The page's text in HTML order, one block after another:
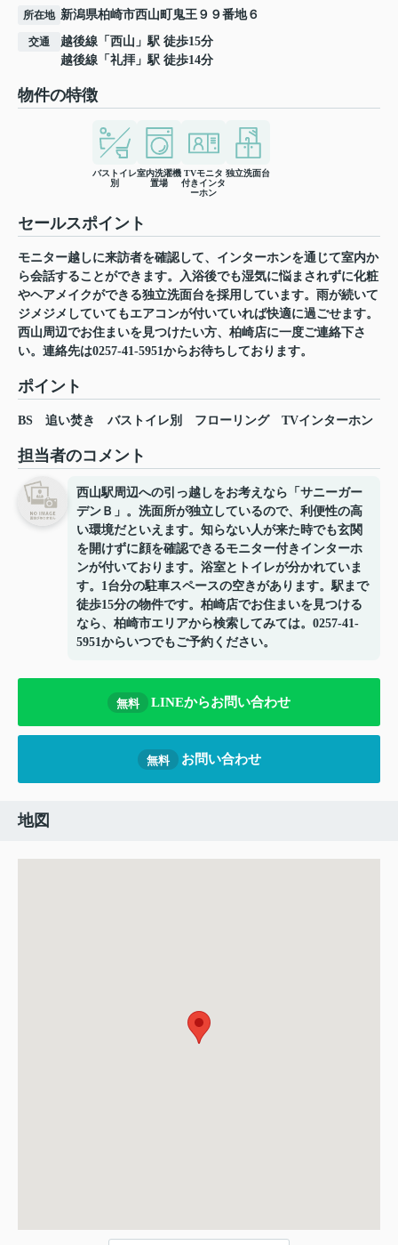
所在地 新潟県柏崎市西山町鬼王 ９９番地６
交通 越後線 「 西山 」駅 徒歩15分
越後線 「 礼拝 」駅 徒歩14分
物件の特徴
バストイレ
別
室内洗濯機
置場
TVモニタ
付きインタ
ーホン
独立洗面台
セールスポイント
モニター越しに来訪者を確認して、インターホンを通じて室内か
ら会話することができます。入浴後でも湿気に悩まされずに化粧
やヘアメイクができる独立洗面台を採用しています。雨が続いて
ジメジメしていてもエアコンが付いていれば快適に過ごせます。
西山周辺でお住まいを見つけたい方、柏崎店に一度ご連絡下さ
い。連絡先は0257-41-5951からお待ちしております。
ポイント
BS 追い焚き バストイレ別 フローリング TVインターホン
担当者のコメント
西山駅周辺への引っ越しをお考えなら「サニーガー
デンＢ」。洗面所が独立しているので、利便性の高
い環境だといえます。知らない人が来た時でも玄関
を開けずに顔を確認できるモニター付きインターホ
ンが付いております。浴室とトイレが分かれていま
す。1台分の駐車スペースの空きがあります。駅まで
徒歩15分の物件です。柏崎店でお住まいを見つける
なら、柏崎市エリアから検索してみては。0257-41-
5951からいつでもご予約ください。
無料 LINEからお問い合わせ
無料 お問い合わせ
地図